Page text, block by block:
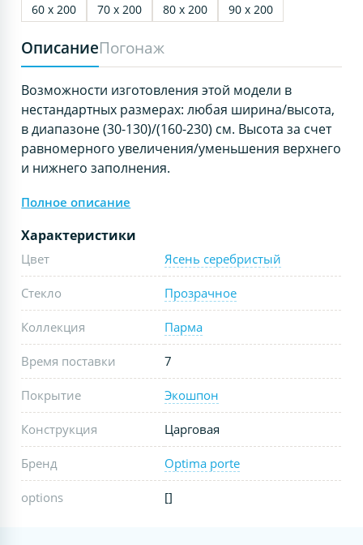
60 х 200
70 х 200 80 х 200 90 х 200
ОписаниеПогонаж
Возможности изготовления этой модели в
нестандартных размерах: любая ширина/высота,
в диапазоне (30-130)/(160-230) см. Высота за счет
равномерного увеличения/уменьшения верхнего
и нижнего заполнения.
Полное описание
Характеристики
Цвет Ясень серебристый
Стекло Прозрачное
Коллекция Парма
Время поставки 7
Покрытие Экошпон
Конструкция Царговая
Бренд Optima porte
options []